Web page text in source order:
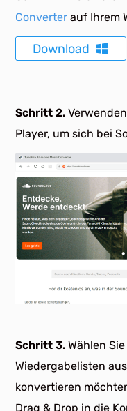
Converter auf Ihrem
Download
Schritt 2.
Player, um sich bei
Schritt 3. Wählen
Wiedergabelisten
konvertieren
Drag & Drop in die